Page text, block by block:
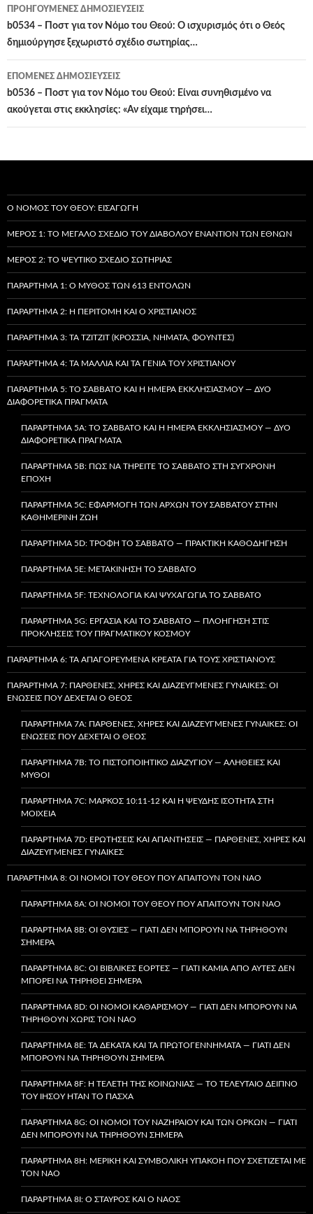
άρθρων
ΠΡΟΗΓΟΎΜΕΝΕΣ ΔΗΜΟΣΙΕΎΣΕΙΣ
b0534 – Ποστ για τον Νόμο του Θεού: Ο ισχυρισμός ότι ο Θεός
δημιούργησε ξεχωριστό σχέδιο σωτηρίας…
ΕΠΌΜΕΝΕΣ ΔΗΜΟΣΙΕΎΣΕΙΣ
b0536 – Ποστ για τον Νόμο του Θεού: Είναι συνηθισμένο να
ακούγεται στις εκκλησίες: «Αν είχαμε τηρήσει…
Ο ΝΌΜΟΣ ΤΟΥ ΘΕΟΎ: ΕΙΣΑΓΩΓΉ
ΜΈΡΟΣ 1: ΤΟ ΜΕΓΆΛΟ ΣΧΈΔΙΟ ΤΟΥ ΔΙΑΒΌΛΟΥ ΕΝΑΝΤΊΟΝ ΤΩΝ ΕΘΝΏΝ
ΜΈΡΟΣ 2: ΤΟ ΨΕΎΤΙΚΟ ΣΧΈΔΙΟ ΣΩΤΗΡΊΑΣ
ΠΑΡΆΡΤΗΜΑ 1: Ο ΜΎΘΟΣ ΤΩΝ 613 ΕΝΤΟΛΏΝ
ΠΑΡΆΡΤΗΜΑ 2: Η ΠΕΡΙΤΟΜΉ ΚΑΙ Ο ΧΡΙΣΤΙΑΝΌΣ
ΠΑΡΆΡΤΗΜΑ 3: ΤΑ TZITZIT (ΚΡΌΣΣΙΑ, ΝΉΜΑΤΑ, ΦΟΎΝΤΕΣ)
ΠΑΡΆΡΤΗΜΑ 4: ΤΑ ΜΑΛΛΙΆ ΚΑΙ ΤΑ ΓΈΝΙΑ ΤΟΥ ΧΡΙΣΤΙΑΝΟΎ
ΠΑΡΆΡΤΗΜΑ 5: ΤΟ ΣΆΒΒΑΤΟ ΚΑΙ Η ΗΜΈΡΑ ΕΚΚΛΗΣΙΑΣΜΟΎ — ΔΎΟ
ΔΙΑΦΟΡΕΤΙΚΆ ΠΡΆΓΜΑΤΑ
ΠΑΡΆΡΤΗΜΑ 5A: ΤΟ ΣΆΒΒΑΤΟ ΚΑΙ Η ΗΜΈΡΑ ΕΚΚΛΗΣΙΑΣΜΟΎ — ΔΎΟ
ΔΙΑΦΟΡΕΤΙΚΆ ΠΡΆΓΜΑΤΑ
ΠΑΡΆΡΤΗΜΑ 5B: ΠΏΣ ΝΑ ΤΗΡΕΊΤΕ ΤΟ ΣΆΒΒΑΤΟ ΣΤΗ ΣΎΓΧΡΟΝΗ
ΕΠΟΧΉ
ΠΑΡΆΡΤΗΜΑ 5C: ΕΦΑΡΜΟΓΉ ΤΩΝ ΑΡΧΏΝ ΤΟΥ ΣΑΒΒΆΤΟΥ ΣΤΗΝ
ΚΑΘΗΜΕΡΙΝΉ ΖΩΉ
ΠΑΡΆΡΤΗΜΑ 5D: ΤΡΟΦΉ ΤΟ ΣΆΒΒΑΤΟ — ΠΡΑΚΤΙΚΉ ΚΑΘΟΔΉΓΗΣΗ
ΠΑΡΆΡΤΗΜΑ 5E: ΜΕΤΑΚΊΝΗΣΗ ΤΟ ΣΆΒΒΑΤΟ
ΠΑΡΆΡΤΗΜΑ 5F: ΤΕΧΝΟΛΟΓΊΑ ΚΑΙ ΨΥΧΑΓΩΓΊΑ ΤΟ ΣΆΒΒΑΤΟ
ΠΑΡΆΡΤΗΜΑ 5G: ΕΡΓΑΣΊΑ ΚΑΙ ΤΟ ΣΆΒΒΑΤΟ — ΠΛΟΉΓΗΣΗ ΣΤΙΣ
ΠΡΟΚΛΉΣΕΙΣ ΤΟΥ ΠΡΑΓΜΑΤΙΚΟΎ ΚΌΣΜΟΥ
ΠΑΡΆΡΤΗΜΑ 6: ΤΑ ΑΠΑΓΟΡΕΥΜΈΝΑ ΚΡΈΑΤΑ ΓΙΑ ΤΟΥΣ ΧΡΙΣΤΙΑΝΟΎΣ
ΠΑΡΆΡΤΗΜΑ 7: ΠΑΡΘΈΝΕΣ, ΧΉΡΕΣ ΚΑΙ ΔΙΑΖΕΥΓΜΈΝΕΣ ΓΥΝΑΊΚΕΣ: ΟΙ
ΕΝΏΣΕΙΣ ΠΟΥ ΔΈΧΕΤΑΙ Ο ΘΕΌΣ
ΠΑΡΆΡΤΗΜΑ 7A: ΠΑΡΘΈΝΕΣ, ΧΉΡΕΣ ΚΑΙ ΔΙΑΖΕΥΓΜΈΝΕΣ ΓΥΝΑΊΚΕΣ: ΟΙ
ΕΝΏΣΕΙΣ ΠΟΥ ΔΈΧΕΤΑΙ Ο ΘΕΌΣ
ΠΑΡΆΡΤΗΜΑ 7B: ΤΟ ΠΙΣΤΟΠΟΙΗΤΙΚΌ ΔΙΑΖΥΓΊΟΥ — ΑΛΉΘΕΙΕΣ ΚΑΙ
ΜΎΘΟΙ
ΠΑΡΆΡΤΗΜΑ 7C: ΜΆΡΚΟΣ 10:11-12 ΚΑΙ Η ΨΕΥΔΉΣ ΙΣΌΤΗΤΑ ΣΤΗ
ΜΟΙΧΕΊΑ
ΠΑΡΆΡΤΗΜΑ 7D: ΕΡΩΤΉΣΕΙΣ ΚΑΙ ΑΠΑΝΤΉΣΕΙΣ — ΠΑΡΘΈΝΕΣ, ΧΉΡΕΣ ΚΑΙ
ΔΙΑΖΕΥΓΜΈΝΕΣ ΓΥΝΑΊΚΕΣ
ΠΑΡΆΡΤΗΜΑ 8: ΟΙ ΝΌΜΟΙ ΤΟΥ ΘΕΟΎ ΠΟΥ ΑΠΑΙΤΟΎΝ ΤΟΝ ΝΑΌ
ΠΑΡΆΡΤΗΜΑ 8A: ΟΙ ΝΌΜΟΙ ΤΟΥ ΘΕΟΎ ΠΟΥ ΑΠΑΙΤΟΎΝ ΤΟΝ ΝΑΌ
ΠΑΡΆΡΤΗΜΑ 8B: ΟΙ ΘΥΣΊΕΣ — ΓΙΑΤΊ ΔΕΝ ΜΠΟΡΟΎΝ ΝΑ ΤΗΡΗΘΟΎΝ
ΣΉΜΕΡΑ
ΠΑΡΆΡΤΗΜΑ 8C: ΟΙ ΒΙΒΛΙΚΈΣ ΕΟΡΤΈΣ — ΓΙΑΤΊ ΚΑΜΊΑ ΑΠΌ ΑΥΤΈΣ ΔΕΝ
ΜΠΟΡΕΊ ΝΑ ΤΗΡΗΘΕΊ ΣΉΜΕΡΑ
ΠΑΡΆΡΤΗΜΑ 8D: ΟΙ ΝΌΜΟΙ ΚΑΘΑΡΙΣΜΟΎ — ΓΙΑΤΊ ΔΕΝ ΜΠΟΡΟΎΝ ΝΑ
ΤΗΡΗΘΟΎΝ ΧΩΡΊΣ ΤΟΝ ΝΑΌ
ΠΑΡΆΡΤΗΜΑ 8E: ΤΑ ΔΈΚΑΤΑ ΚΑΙ ΤΑ ΠΡΩΤΟΓΕΝΝΉΜΑΤΑ — ΓΙΑΤΊ ΔΕΝ
ΜΠΟΡΟΎΝ ΝΑ ΤΗΡΗΘΟΎΝ ΣΉΜΕΡΑ
ΠΑΡΆΡΤΗΜΑ 8F: Η ΤΕΛΕΤΉ ΤΗΣ ΚΟΙΝΩΝΊΑΣ — ΤΟ ΤΕΛΕΥΤΑΊΟ ΔΕΊΠΝΟ
ΤΟΥ ΙΗΣΟΎ ΉΤΑΝ ΤΟ ΠΆΣΧΑ
ΠΑΡΆΡΤΗΜΑ 8G: ΟΙ ΝΌΜΟΙ ΤΟΥ ΝΑΖΗΡΑΊΟΥ ΚΑΙ ΤΩΝ ΌΡΚΩΝ — ΓΙΑΤΊ
ΔΕΝ ΜΠΟΡΟΎΝ ΝΑ ΤΗΡΗΘΟΎΝ ΣΉΜΕΡΑ
ΠΑΡΆΡΤΗΜΑ 8H: ΜΕΡΙΚΉ ΚΑΙ ΣΥΜΒΟΛΙΚΉ ΥΠΑΚΟΉ ΠΟΥ ΣΧΕΤΊΖΕΤΑΙ ΜΕ
ΤΟΝ ΝΑΌ
ΠΑΡΆΡΤΗΜΑ 8I: Ο ΣΤΑΥΡΌΣ ΚΑΙ Ο ΝΑΌΣ